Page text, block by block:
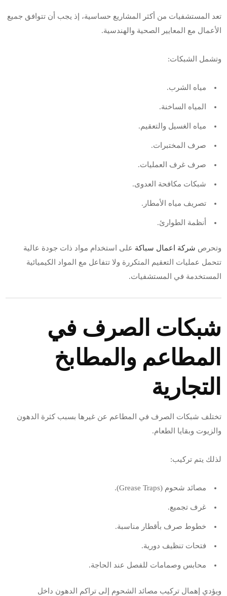
تعد المستشفيات من أكثر المشاريع حساسية، إذ يجب أن تتوافق جميع
الأعمال مع المعايير الصحية والهندسية.
وتشمل الشبكات:
مياه الشرب.
المياه الساخنة.
مياه الغسيل والتعقيم.
صرف المختبرات.
صرف غرف العمليات.
شبكات مكافحة العدوى.
تصريف مياه الأمطار.
أنظمة الطوارئ.
وتحرص شركة اعمال سباكة على استخدام مواد ذات جودة عالية
تتحمل عمليات التعقيم المتكررة ولا تتفاعل مع المواد الكيميائية
المستخدمة في المستشفيات.
شبكات الصرف في
المطاعم والمطابخ
التجارية
تختلف شبكات الصرف في المطاعم عن غيرها بسبب كثرة الدهون
والزيوت وبقايا الطعام.
لذلك يتم تركيب:
مصائد شحوم (Grease Traps).
غرف تجميع.
خطوط صرف بأقطار مناسبة.
فتحات تنظيف دورية.
محابس وصمامات للفصل عند الحاجة.
ويؤدي إهمال تركيب مصائد الشحوم إلى تراكم الدهون داخل